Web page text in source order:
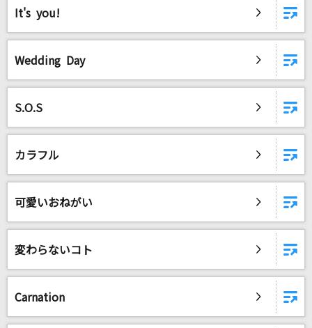
キム・ヨンジャ
ブルーダイアリー
チョコレートメランコリー
日常
Official髭男dism
ギラギラ
Ado
Starting Now ～新しい私へ
It's you!
Wedding Day
S.O.S
カラフル
可愛いおねがい
変わらないコト
Carnation